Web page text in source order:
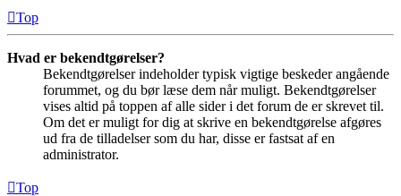
Top
Hvad er bekendtgørelser?
Bekendtgørelser indeholder typisk vigtige beskeder angående
forummet, og du bør læse dem når muligt. Bekendtgørelser
vises altid på toppen af alle sider i det forum de er skrevet til.
Om det er muligt for dig at skrive en bekendtgørelse afgøres
ud fra de tilladelser som du har, disse er fastsat af en
administrator.
Top